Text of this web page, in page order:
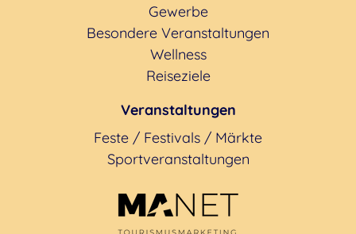
Gewerbe
Besondere Veranstaltungen
Wellness
Reiseziele
Veranstaltungen
Feste / Festivals / Märkte
Sportveranstaltungen